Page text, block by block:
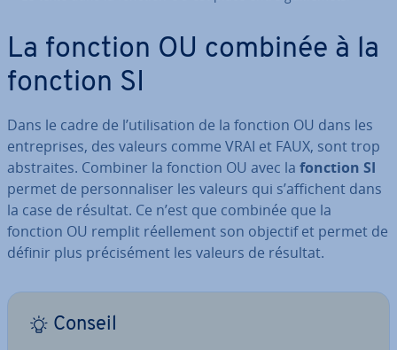
La fonction OU combinée à la
fonction SI
Dans le cadre de l’uti­li­sa­tion de la fonction OU dans les
en­tre­prises, des valeurs comme VRAI et FAUX, sont trop
abs­traites. Combiner la fonction OU avec la fonction SI
permet de per­son­na­li­ser les valeurs qui s’affichent dans
la case de résultat. Ce n’est que combinée que la
fonction OU remplit réel­le­ment son objectif et permet de
définir plus pré­ci­sé­ment les valeurs de résultat.
Conseil